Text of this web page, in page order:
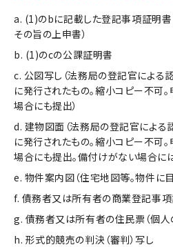
a. (1)のbに記載した登記事項証明書
その旨の上申書）
b. (1)のcの公課証明書
c. 公図写し（法務局の登記官による
に発行されたもの。縮小コピー不可
場合にも提出）
d. 建物図面（法務局の登記官による
に発行されたもの。縮小コピー不可
場合にも提出。備付けがない場合に
e. 物件案内図（住宅地図等。物件に目
f. 債務者又は所有者の商業登記事項
g. 債務者又は所有者の住民票（個人
h. 形式的競売の判決（審判）写し